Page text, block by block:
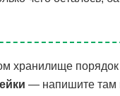
хранилище
— напишите там